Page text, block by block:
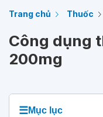
Trang chủ Thuốc
Công dụng
200mg
☰Mục lục